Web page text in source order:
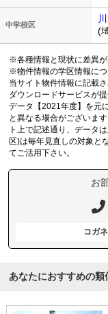
中学校区
(
※各種情報と現状に差異が
※物件情報の学区情報につ
当サイト物件情報に記載
ダウンロードサービスが
データ【2021年度】を元
と異なる場合がございま
ト上で記述通り、データ
区)は毎年見直しの対象と
てご活用下さい。
お
コガ
あなたにおすすめの類